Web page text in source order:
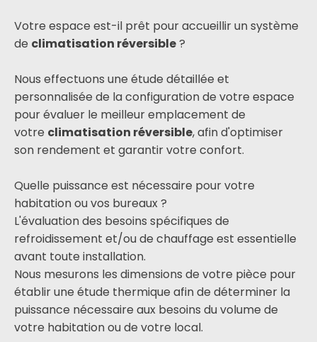
Votre espace est-il prêt pour accueillir un système
de climatisation réversible?
Nous effectuons une étude détaillée et
personnalisée de la configuration de votre espace
pour évaluer le meilleur emplacement de
votre climatisation réversible, afin d'optimiser
son rendement et garantir votre confort.
Quelle puissance est nécessaire pour votre
habitation ou vos bureaux ?
L'évaluation des besoins spécifiques de
refroidissement et/ou de chauffage est essentielle
avant toute installation.
Nous mesurons les dimensions de votre pièce pour
établir une étude thermique afin de déterminer la
puissance nécessaire aux besoins du volume de
votre habitation ou de votre local.